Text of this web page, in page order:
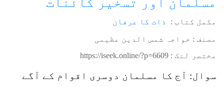
مکمل کتاب : ذات کا عرفان
مصنف : خواجہ شمس الدین عظیمی
مختصر لنک : https://iseek.online/?p=6609
سوال: آج کا مسلمان دوسری اقوام کے آگے